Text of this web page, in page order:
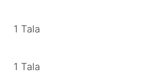
1 Tala
1 Tala